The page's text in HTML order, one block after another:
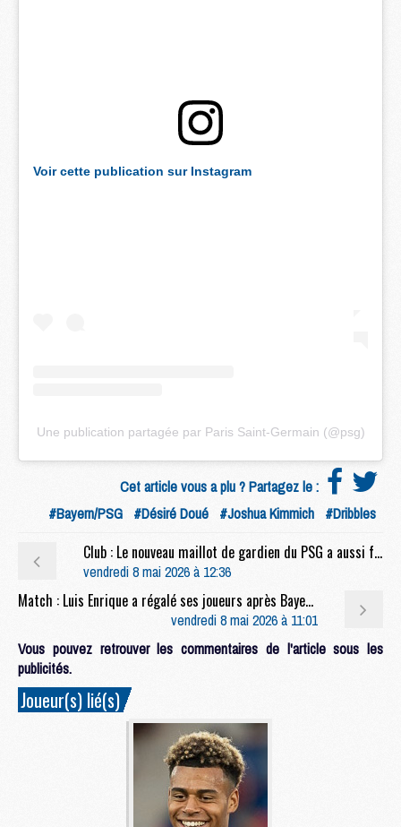
Voir cette publication sur Instagram
Une publication partagée par Paris Saint-Germain (@psg)
Cet article vous a plu ? Partagez le :
#Bayern/PSG #Désiré Doué #Joshua Kimmich #Dribbles
Club : Le nouveau maillot de gardien du PSG a aussi fuité
vendredi 8 mai 2026 à 12:36
Match : Luis Enrique a régalé ses joueurs après Bayern/PSG
vendredi 8 mai 2026 à 11:01
Vous pouvez retrouver les commentaires de l'article sous les
publicités.
Joueur(s) lié(s)